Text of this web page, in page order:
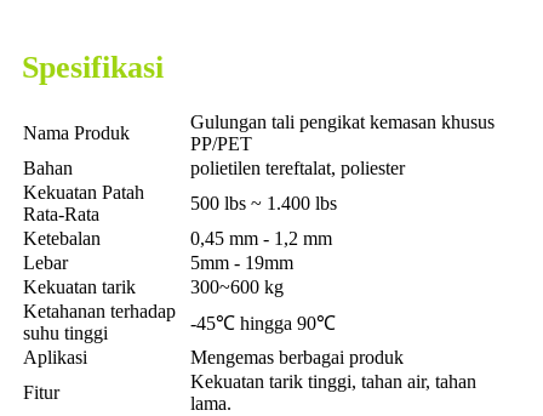
Spesifikasi
Nama Produk
Gulungan tali pengikat kemasan khusus
PP/PET
Bahan
polietilen tereftalat, poliester
Kekuatan Patah
Rata-Rata
500 lbs ~ 1.400 lbs
Ketebalan
0,45 mm - 1,2 mm
Lebar
5mm - 19mm
Kekuatan tarik
300~600 kg
Ketahanan terhadap
suhu tinggi
-45℃ hingga 90℃
Aplikasi
Mengemas berbagai produk
Fitur
Kekuatan tarik tinggi, tahan air, tahan
lama.